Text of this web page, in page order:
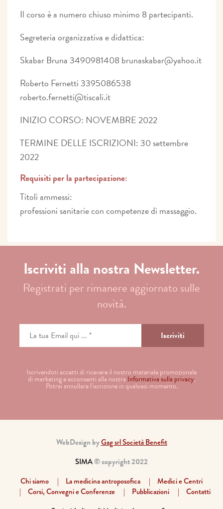
Il corso è a numero chiuso minimo 8 partecipanti.
Segreteria organizzativa e didattica:
Skabar Bruna 3490981408 brunaskabar@yahoo.it
Roberto Fernetti 3395086538
roberto.fernetti@tiscali.it
INIZIO CORSO: NOVEMBRE 2022
TERMINE DELLE ISCRIZIONI: 30 settembre
2022
Requisiti per la partecipazione:
Titoli ammessi:
professioni sanitarie con competenze di massaggio.
Iscriviti alla nostra Newsletter.
Registrati per rimanere aggiornato sulle
novità.
Iscrivendoti accetti di ricevere il nostro materiale promozionale
di marketing e acconsenti alla nostra Informativa sulla privacy.
Potrai annullare l'iscrizione in qualsiasi momento.
WebDesign byGag srl Società Benefit
SIMA© copyright 2022
Chi siamo
La medicina antroposofica
Medici e Centri
Corsi, Convegni e Conferenze
Pubblicazioni
Contatti